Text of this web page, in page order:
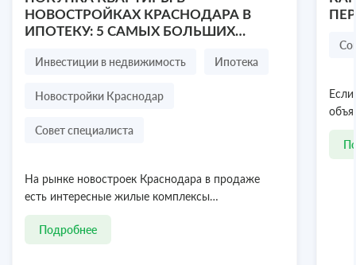
НОВОСТРОЙКАХ КРАСНОДАРА В
ИПОТЕКУ: 5 САМЫХ БОЛЬШИХ
Инвестиции в недвижимость
Ипотека
Новостройки Краснодар
Совет специалиста
На рынке новостроек Краснодара в продаже
есть интересные жилые комплексы…
Подробнее